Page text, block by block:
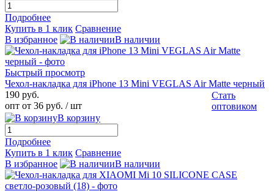
Подробнее
Купить в 1 клик Сравнение
В избранное
В наличии
Быстрый просмотр
Чехол-накладка для iPhone 13 Mini VEGLAS Air Matte черный
190 руб.
опт от 36 руб. / шт
Стать
оптовиком
В корзину
Подробнее
Купить в 1 клик Сравнение
В избранное
В наличии